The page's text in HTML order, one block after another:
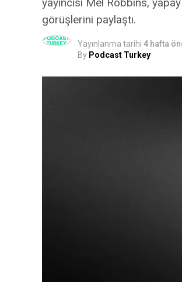
görüşlerini paylaştı.
Yayınlanma tarihi 4 hafta
By Podcast Turkey